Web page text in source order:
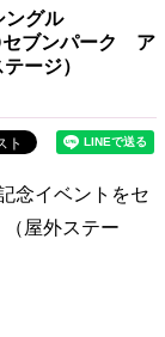
ングル
セブンパーク ア
ージ）
念イベントをセ
屋外ステー